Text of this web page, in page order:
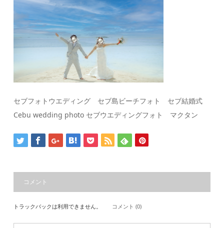
セブフォトウエディング セブ島ビーチフォト セブ結婚式
Cebu wedding photo セブウエディングフォト マクタン
コメント
トラックバックは利用できません。 コメント (0)